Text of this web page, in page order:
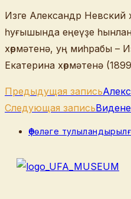
Изге Александр Невский
һуғышында еңеүҙе
хөрмәтенә, уң миһрабы –
Екатерина хөрмәтенә
Еще
статьи
Предыдущая запись
Следующая запись
Рубрика
Өфөләге